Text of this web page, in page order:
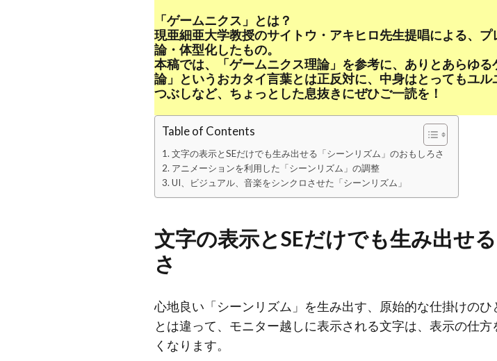
「ゲームニクス」とは？
現亜細亜大学教授のサイトウ・アキヒロ先生提唱による、
論・体型化したもの。
本稿では、「ゲームニクス理論」を参考に、ありとあらゆ
論」というおカタイ言葉とは正反対に、中身はとってもユ
つぶしなど、ちょっとした息抜きにぜひご一読を！
Table of Contents
文字の表示とSEだけでも生み出せる「シーンリズム」のおもしろさ
アニメーションを利用した「シーンリズム」の調整
UI、ビジュアル、音楽をシンクロさせた「シーンリズム」
文字の表示とSEだけでも生み出せ
さ
心地良い「シーンリズム」を生み出す、原始的な仕掛けの
とは違って、モニター越しに表示される文字は、表示の仕
くなります。